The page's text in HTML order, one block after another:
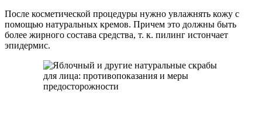
После косметической процедуры нужно увлажнять кожу с
помощью натуральных кремов. Причем это должны быть
более жирного состава средства, т. к. пилинг истончает
эпидермис.